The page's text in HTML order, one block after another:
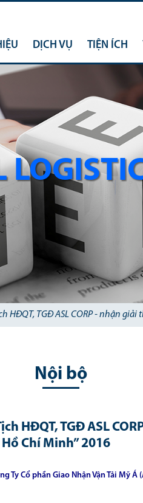
DỊCH VỤ TIỆN ÍCH
HĐQT, TGĐ ASL CORP - nhận
Nội bộ
HĐQT, TGĐ ASL
Chí Minh” 2016
Ty Cổ phần Giao Nhận Vận Tải Mỹ